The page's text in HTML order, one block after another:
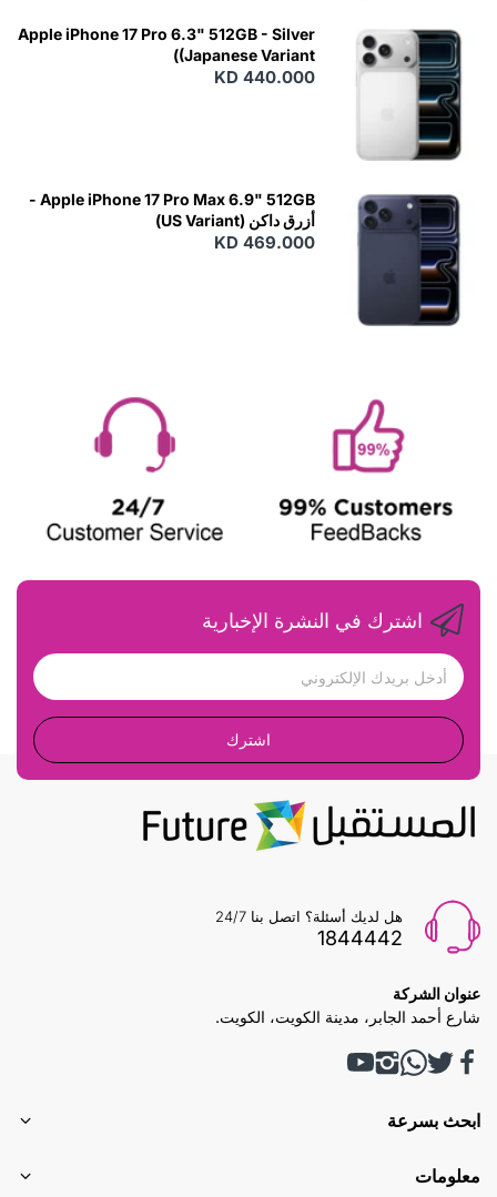
Apple iPhone 17 Pro 6.3" 512GB - Silver
(Japanese Variant)
KD 440.000
Apple iPhone 17 Pro Max 6.9" 512GB -
أزرق داكن (US Variant)
KD 469.000
اشترك في النشرة الإخبارية
اشترك
هل لديك أسئلة؟ اتصل بنا 24/7
1844442
عنوان الشركة
شارع أحمد الجابر، مدينة الكويت، الكويت.
ابحث بسرعة
معلومات